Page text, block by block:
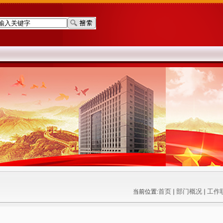
当前位置:首页 部门概况 工作